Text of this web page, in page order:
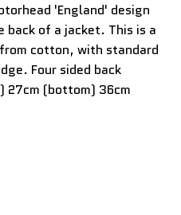
'England' design
of a jacket. This is a
cotton, with standard
Four sided back
27cm (bottom) 36cm